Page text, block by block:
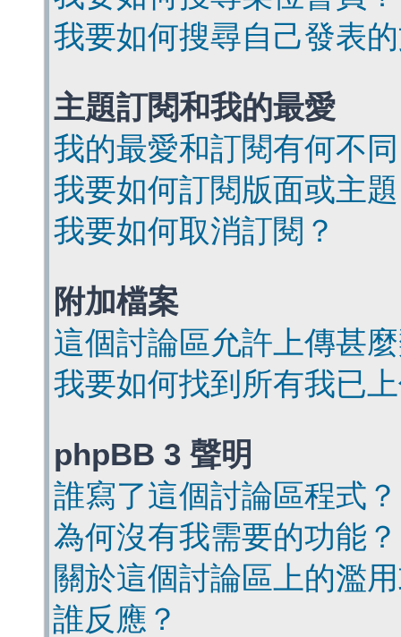
我要如何搜尋自己發表
主題訂閱和我的最愛
我的最愛和訂閱有何不
我要如何訂閱版面或主
我要如何取消訂閱？
附加檔案
這個討論區允許上傳甚
我要如何找到所有我已
phpBB 3 聲明
誰寫了這個討論區程式？
為何沒有我需要的功能？
關於這個討論區上的濫
誰反應？